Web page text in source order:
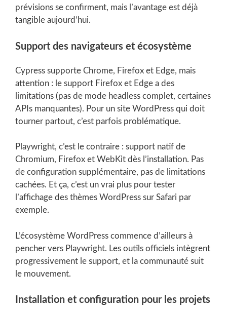
prévisions se confirment, mais l’avantage est déjà
tangible aujourd’hui.
Support des navigateurs et écosystème
Cypress supporte Chrome, Firefox et Edge, mais
attention : le support Firefox et Edge a des
limitations (pas de mode headless complet, certaines
APIs manquantes). Pour un site WordPress qui doit
tourner partout, c’est parfois problématique.
Playwright, c’est le contraire : support natif de
Chromium, Firefox et WebKit dès l’installation. Pas
de configuration supplémentaire, pas de limitations
cachées. Et ça, c’est un vrai plus pour tester
l’affichage des thèmes WordPress sur Safari par
exemple.
L’écosystème WordPress commence d’ailleurs à
pencher vers Playwright. Les outils officiels intègrent
progressivement le support, et la communauté suit
le mouvement.
Installation et configuration pour les projets